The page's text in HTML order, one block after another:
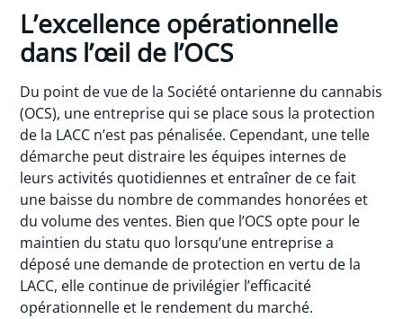
L’excellence opérationnelle
dans l’œil de l’OCS
Du point de vue de la Société ontarienne du cannabis
(OCS), une entreprise qui se place sous la protection
de la LACC n’est pas pénalisée. Cependant, une telle
démarche peut distraire les équipes internes de
leurs activités quotidiennes et entraîner de ce fait
une baisse du nombre de commandes honorées et
du volume des ventes. Bien que l’OCS opte pour le
maintien du statu quo lorsqu’une entreprise a
déposé une demande de protection en vertu de la
LACC, elle continue de privilégier l’efficacité
opérationnelle et le rendement du marché.